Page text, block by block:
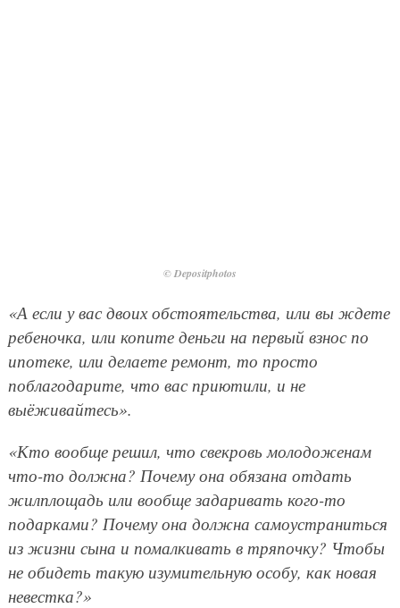
© Depositphotos
«А если у вас двоих обстоятельства, или вы ждете
ребеночка, или копите деньги на первый взнос по
ипотеке, или делаете ремонт, то просто
поблагодарите, что вас приютили, и не
выёживайтесь».
«Кто вообще решил, что свекровь молодоженам
что-то должна? Почему она обязана отдать
жилплощадь или вообще задаривать кого-то
подарками? Почему она должна самоустраниться
из жизни сына и помалкивать в тряпочку? Чтобы
не обидеть такую изумительную особу, как новая
невестка?»